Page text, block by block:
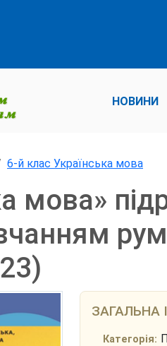
НОВИНИ
6-й клас Українська мова
мова»
ЗАГАЛЬНА
Категорія: